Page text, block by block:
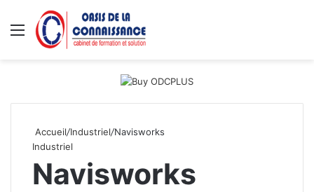
Menu
Accueil/Industriel/Navisworks
Industriel
Navisworks